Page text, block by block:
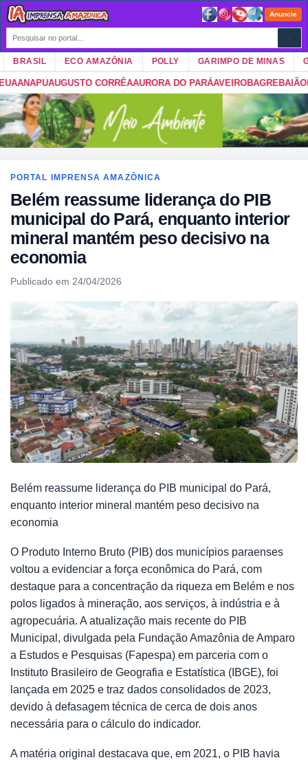
Anuncie
ECO AMAZÔNIA POLLY GARIMPO DE MINAS
CORRÊAAURORA DO PARÁAVEIRO BAGREBAIÃOBANNACH
PORTAL IMPRENSA AMAZÔNICA
Belém reassume liderança do PIB
municipal do Pará, enquanto interior
mineral mantém peso decisivo na
economia
Publicado em 24/04/2026
Belém reassume liderança do PIB municipal do Pará,
enquanto interior mineral mantém peso decisivo na
economia
O Produto Interno Bruto (PIB) dos municípios paraenses
voltou a evidenciar a força econômica do Pará, com
destaque para a concentração da riqueza em Belém e nos
polos ligados à mineração, aos serviços, à indústria e à
agropecuária. A atualização mais recente do PIB
Municipal, divulgada pela Fundação Amazônia de Amparo
a Estudos e Pesquisas (Fapespa) em parceria com o
Instituto Brasileiro de Geografia e Estatística (IBGE), foi
lançada em 2025 e traz dados consolidados de 2023,
devido à defasagem técnica de cerca de dois anos
necessária para o cálculo do indicador.
A matéria original destacava que, em 2021, o PIB havia